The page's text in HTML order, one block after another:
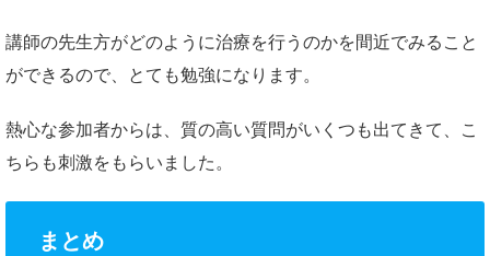
講師の先生方がどのように治療を行うのかを間近でみること
ができるので、とても勉強になります。
熱心な参加者からは、質の高い質問がいくつも出てきて、こ
ちらも刺激をもらいました。
まとめ